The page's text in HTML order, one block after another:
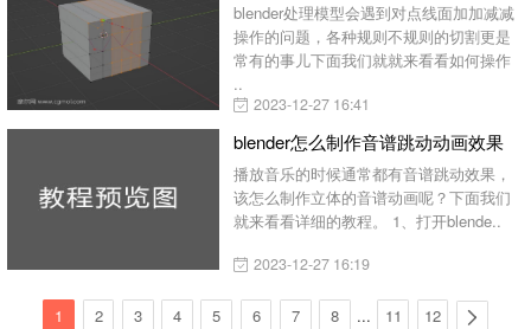
blender处理模型会遇到对点线面加加减减
操作的问题，各种规则不规则的切割更是
常有的事儿下面我们就就来看看如何操作
..
2023-12-27 16:41
blender怎么制作音谱跳动动画效果
播放音乐的时候通常都有音谱跳动效果，
该怎么制作立体的音谱动画呢？下面我们
就来看看详细的教程。 1、打开blende..
2023-12-27 16:19
1 2 3 4 5 6 7 8 ... 11 12